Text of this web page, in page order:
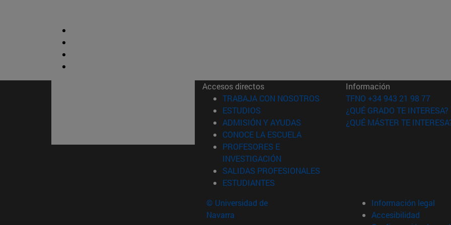
Accesos directos
TRABAJA CON NOSOTROS (abre en nueva ventana)
ESTUDIOS (abre en nueva ventana)
ADMISIÓN Y AYUDAS (abre en nueva ventana)
CONOCE LA ESCUELA(abre en nueva ventana)
PROFESORES E
INVESTIGACIÓN
SALIDAS PROFESIONALES
ESTUDIANTES
Información
TFNO +34 943 21 98 77
¿QUÉ GRADO TE INTERESA?
¿QUÉ MÁSTER TE
© Universidad de
Navarra
Información legal
Accesibilidad